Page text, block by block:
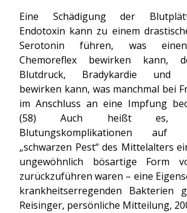
Eine Schädigung der
Endotoxin kann zu einem
Serotonin führen, was
Chemoreflex bewirken kann,
Blutdruck, Bradykardie und
bewirken kann, was manchmal bei
im Anschluss an eine Impfung
(58) Auch heißt es,
Blutungskomplikationen
„schwarzen Pest“ des Mittelalters
ungewöhnlich bösartige Form
zurückzuführen waren – eine
krankheitserregenden Bakterien
Reisinger, persönliche Mitteilung,